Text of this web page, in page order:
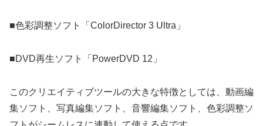
■色彩調整ソフト「ColorDirector 3 Ultra」
■DVD再生ソフト「PowerDVD 12」
このクリエイティブツールの大きな特徴としては、動画編
集ソフト、写真編集ソフト、音響編集ソフト、色彩調整ソ